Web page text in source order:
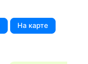
На карте